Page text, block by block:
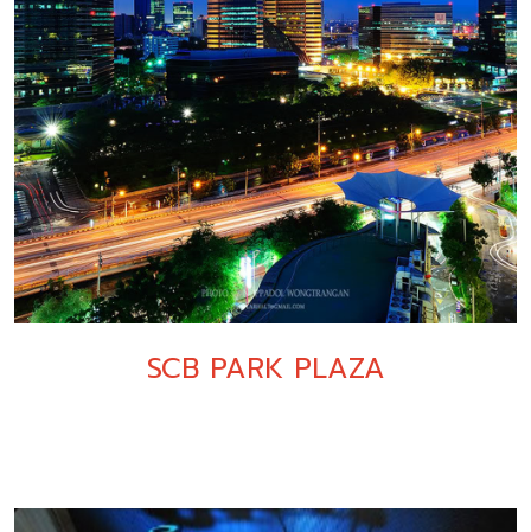
SCB PARK PLAZA